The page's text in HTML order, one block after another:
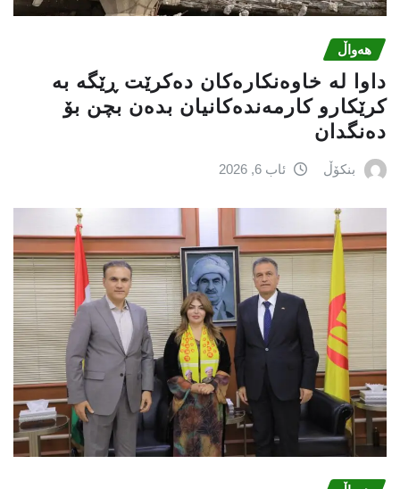
هەواڵ
داوا لە خاوەنکارەکان دەکرێت ڕێگە بە
کرێکارو کارمەندەکانیان بدەن بچن بۆ
دەنگدان
بنکۆڵ ئاب 6, 2026